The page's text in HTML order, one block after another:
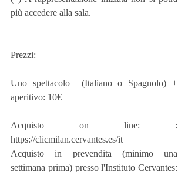
più accedere alla sala.
Prezzi:
Uno spettacolo  (Italiano o Spagnolo) +
aperitivo: 10€
Acquisto on line: :
https://clicmilan.cervantes.es/it
Acquisto in prevendita (minimo una
settimana prima) presso l'Instituto Cervantes: